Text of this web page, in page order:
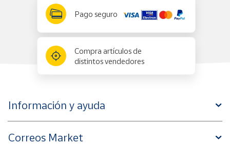
Pago seguro
Compra artículos de
distintos vendedores
Información y ayuda
Correos Market